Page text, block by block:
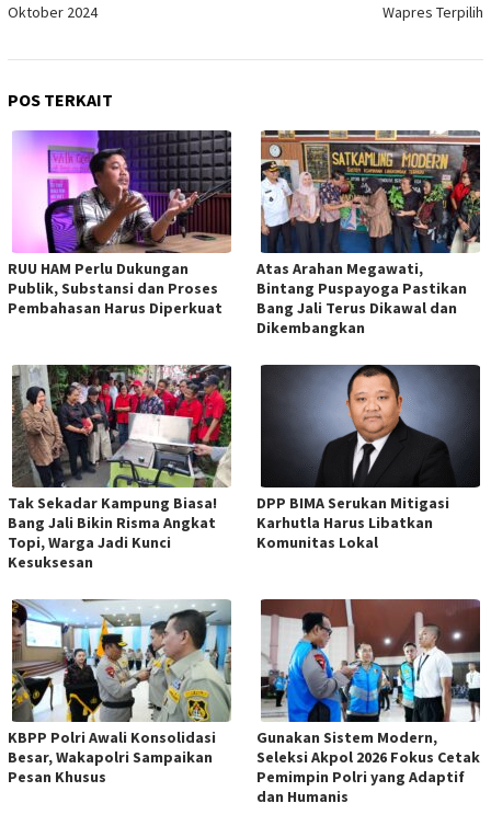
Oktober 2024
Wapres Terpilih
POS TERKAIT
RUU HAM Perlu Dukungan
Publik, Substansi dan Proses
Pembahasan Harus Diperkuat
Atas Arahan Megawati,
Bintang Puspayoga Pastikan
Bang Jali Terus Dikawal dan
Dikembangkan
Tak Sekadar Kampung Biasa!
Bang Jali Bikin Risma Angkat
Topi, Warga Jadi Kunci
Kesuksesan
DPP BIMA Serukan Mitigasi
Karhutla Harus Libatkan
Komunitas Lokal
KBPP Polri Awali Konsolidasi
Besar, Wakapolri Sampaikan
Pesan Khusus
Gunakan Sistem Modern,
Seleksi Akpol 2026 Fokus Cetak
Pemimpin Polri yang Adaptif
dan Humanis